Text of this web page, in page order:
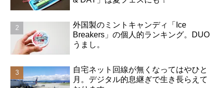
外国製のミントキャンディ「Ice
Breakers」の個人的ランキング。DUO
うまし。
自宅ネット回線が無くなってはやひと
月。デジタル的息継ぎで生き長らえて